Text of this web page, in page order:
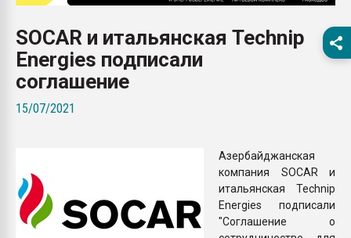
поликарбоната и АБС-
26.07.2022 "Сибирский
SOCAR и итальянская Technip
Energies подписали
соглашение
15/07/2021
Азербайджанская
компания SOCAR и
итальянская Technip
Energies подписали
"Соглашение о